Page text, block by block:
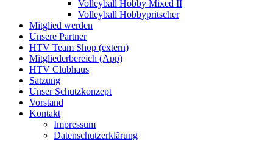
Volleyball Hobby Mixed II
Volleyball Hobbypritscher
Mitglied werden
Unsere Partner
HTV Team Shop (extern)
Mitgliederbereich (App)
HTV Clubhaus
Satzung
Unser Schutzkonzept
Vorstand
Kontakt
Impressum
Datenschutzerklärung